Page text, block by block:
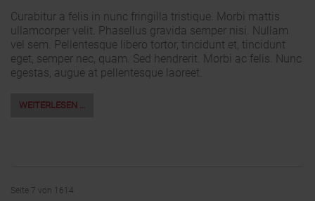
Curabitur a felis in nunc fringilla tristique. Morbi mattis
ullamcorper velit. Phasellus gravida semper nisi. Nullam
vel sem. Pellentesque libero tortor, tincidunt et, tincidunt
eget, semper nec, quam. Sed hendrerit. Morbi ac felis. Nunc
egestas, augue at pellentesque laoreet.
WEITERLESEN …
Seite 7 von 1614